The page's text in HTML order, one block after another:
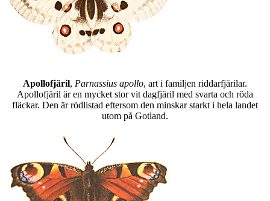
Apollofjäril, Parnassius apollo, art i familjen riddarfjärilar.
Apollofjäril är en mycket stor vit dagfjäril med svarta och röda
fläckar. Den är rödlistad eftersom den minskar starkt i hela landet
utom på Gotland.